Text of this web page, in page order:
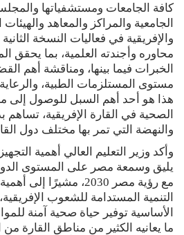
كافة الجامعات ومستشفياتها
الجامعية والمراكز والمعاهد
والإفريقية في فعاليات النسخة
محاوره وأجندته العلمية، بما يحقق
الخبرات فيما بينها، ومناقشة أهم
مستوى المستلزمات الطبية،
هذا هو أحد أهم السبل للوصول إلى
الصحية في القارة الإفريقية، تساهم
والنهضة التي تمر بها مختلف دول
وأكد وزير التعليم العالي أهمية
يليق وسمعة مصر على المستوى
مع رؤية مصر 2030، مشيرًا
التنمية المستدامة للشعوب
الأساسية توفير حياة صحية آمنة
ما يعانيه الكثير من مناطق القارة من